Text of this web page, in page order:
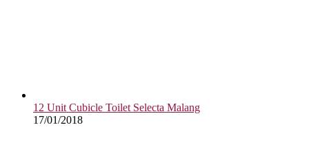
12 Unit Cubicle Toilet Selecta Malang
17/01/2018